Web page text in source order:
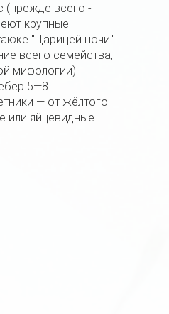
(прежде всего -
крупные
"Царицей ночи"
всего семейства,
мифологии).
5—8.
— от жёлтого
или яйцевидные